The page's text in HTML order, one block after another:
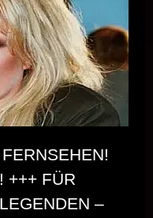
+++ FÜR
–